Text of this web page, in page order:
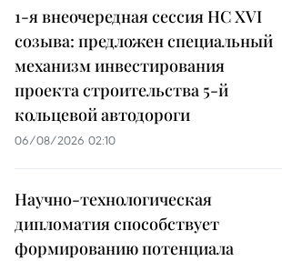
1-я внеочередная сессия НС XVI
созыва: предложен специальный
механизм инвестирования
проекта строительства 5-й
кольцевой автодороги
06/08/2026 02:10
Научно-технологическая
дипломатия способствует
формированию потенциала